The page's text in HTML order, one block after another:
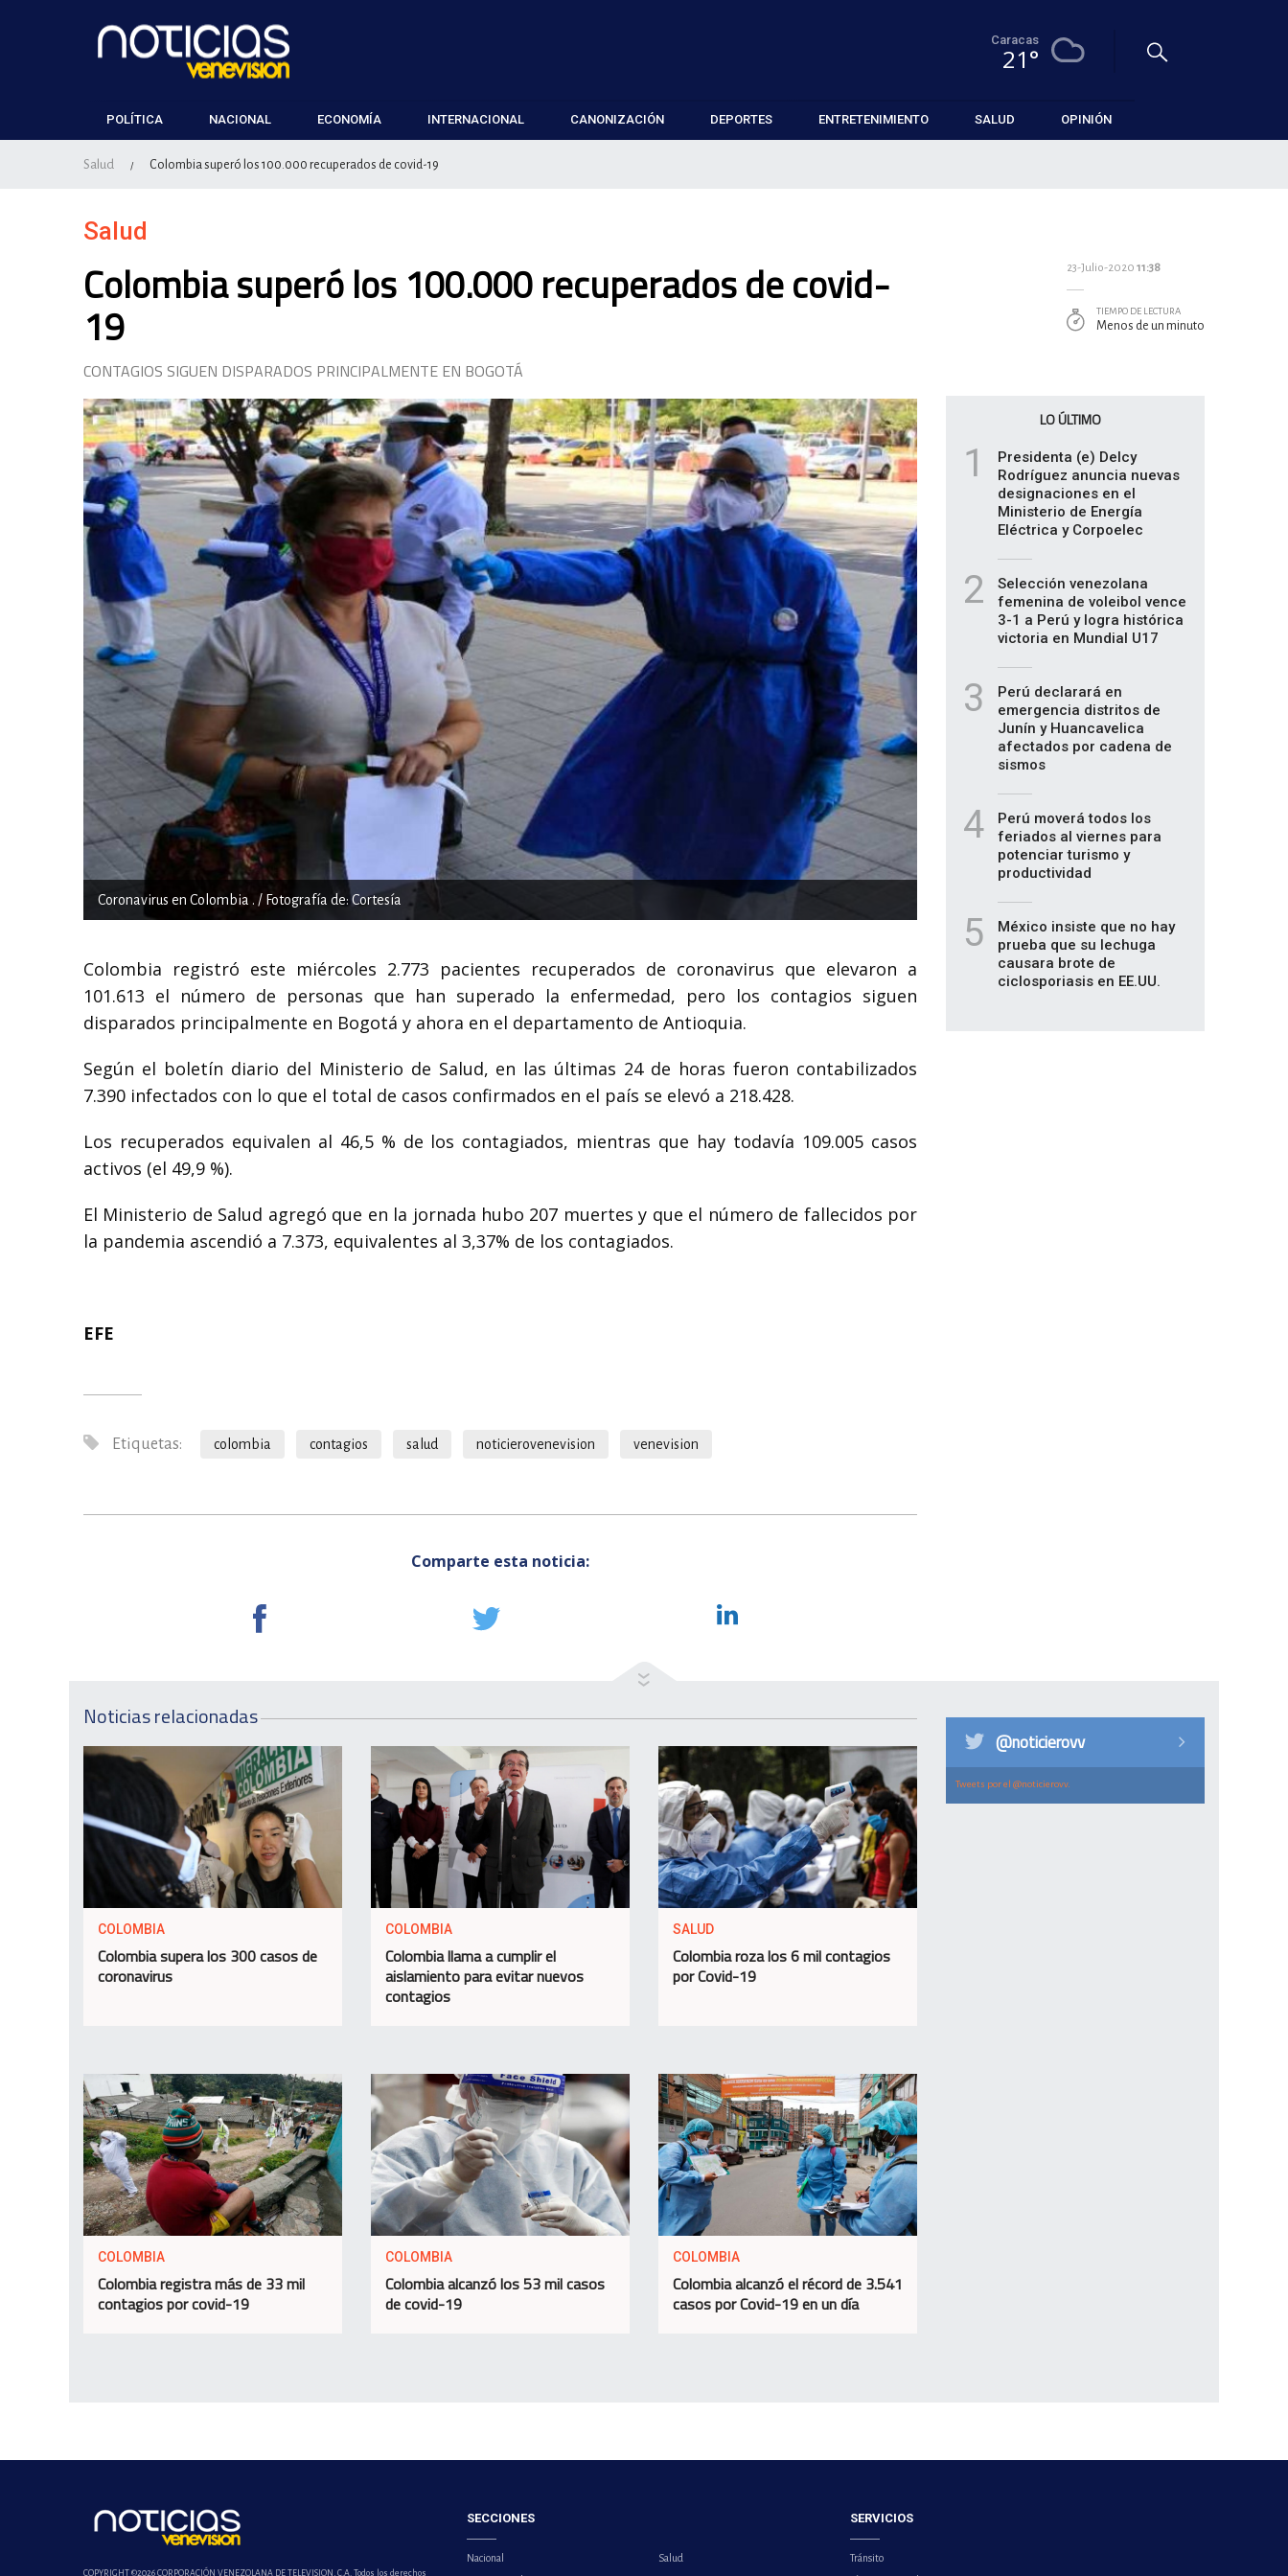
Caracas
21°
POLÍTICA NACIONAL ECONOMÍA INTERNACIONAL CANONIZACIÓN DEPORTES ENTRETENIMIENTO SALUD OPINIÓN
Salud / Colombia superó los 100.000 recuperados de covid-19
Salud
Colombia superó los 100.000 recuperados de covid-
19
CONTAGIOS SIGUEN DISPARADOS PRINCIPALMENTE EN BOGOTÁ
Coronavirus en Colombia . / Fotografía de: Cortesía
Colombia registró este miércoles 2.773 pacientes recuperados de coronavirus que elevaron a
101.613 el número de personas que han superado la enfermedad, pero los contagios siguen
disparados principalmente en Bogotá y ahora en el departamento de Antioquia.
Según el boletín diario del Ministerio de Salud, en las últimas 24 de horas fueron contabilizados
7.390 infectados con lo que el total de casos confirmados en el país se elevó a 218.428.
Los recuperados equivalen al 46,5 % de los contagiados, mientras que hay todavía 109.005 casos
activos (el 49,9 %).
El Ministerio de Salud agregó que en la jornada hubo 207 muertes y que el número de fallecidos por
la pandemia ascendió a 7.373, equivalentes al 3,37% de los contagiados.
EFE
Etiquetas: colombia contagios salud noticierovenevision venevision
Comparte esta noticia:
23-Julio-2020 11:38
TIEMPO DE LECTURA
Menos de un minuto
LO ÚLTIMO
1
Presidenta (e) Delcy
Rodríguez anuncia nuevas
designaciones en el
Ministerio de Energía
Eléctrica y Corpoelec
2
Selección venezolana
femenina de voleibol vence
3-1 a Perú y logra histórica
victoria en Mundial U17
3
Perú declarará en
emergencia distritos de
Junín y Huancavelica
afectados por cadena de
sismos
4
Perú moverá todos los
feriados al viernes para
potenciar turismo y
productividad
5
México insiste que no hay
prueba que su lechuga
causara brote de
ciclosporiasis en EE.UU.
Noticias relacionadas
COLOMBIA
Colombia supera los 300 casos de
coronavirus
COLOMBIA
Colombia llama a cumplir el
aislamiento para evitar nuevos
contagios
SALUD
Colombia roza los 6 mil contagios
por Covid-19
COLOMBIA
Colombia registra más de 33 mil
contagios por covid-19
COLOMBIA
Colombia alcanzó los 53 mil casos
de covid-19
COLOMBIA
Colombia alcanzó el récord de 3.541
casos por Covid-19 en un día
@noticierovv
Tweets por el @noticierovv.
COPYRIGHT ©2026 CORPORACIÓN VENEZOLANA DE TELEVISION, C.A. Todos los derechos
SECCIONES
Nacional
Salud
SERVICIOS
Tránsito